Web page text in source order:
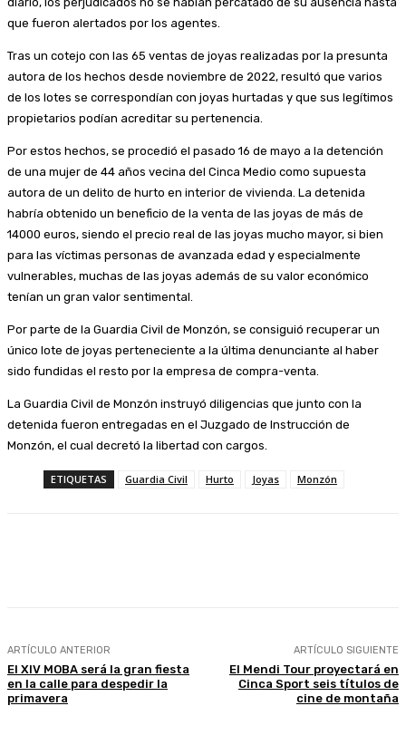
que fueron alertados por los agentes.
Tras un cotejo con las 65 ventas de joyas realizadas por la presunta
autora de los hechos desde noviembre de 2022, resultó que varios
de los lotes se correspondían con joyas hurtadas y que sus legítimos
propietarios podían acreditar su pertenencia.
Por estos hechos, se procedió el pasado 16 de mayo a la detención
de una mujer de 44 años vecina del Cinca Medio como supuesta
autora de un delito de hurto en interior de vivienda. La detenida
habría obtenido un beneficio de la venta de las joyas de más de
14000 euros, siendo el precio real de las joyas mucho mayor, si bien
para las víctimas personas de avanzada edad y especialmente
vulnerables, muchas de las joyas además de su valor económico
tenían un gran valor sentimental.
Por parte de la Guardia Civil de Monzón, se consiguió recuperar un
único lote de joyas perteneciente a la última denunciante al haber
sido fundidas el resto por la empresa de compra-venta.
La Guardia Civil de Monzón instruyó diligencias que junto con la
detenida fueron entregadas en el Juzgado de Instrucción de
Monzón, el cual decretó la libertad con cargos.
ETIQUETAS Guardia Civil Hurto Joyas Monzón
ARTÍCULO ANTERIOR
El XIV MOBA será la gran fiesta
en la calle para despedir la
primavera
ARTÍCULO SIGUIENTE
El Mendi Tour proyectará en
Cinca Sport seis títulos de
cine de montaña